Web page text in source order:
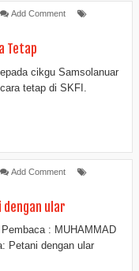
Add Comment
Tetap
cikgu Samsolanuar
tetap di SKFI.
Add Comment
ular
: MUHAMMAD
Petani dengan ular